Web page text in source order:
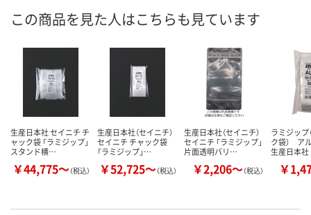
この商品を見た人はこちらも見ています
生産日本社 セイニチ チ
ャック袋 「ラミジップ」
スタンド横…
￥44,775～（税込）
生産日本社（セイニチ）
セイニチ チャック袋
「ラミジップ」…
￥52,725～（税込）
生産日本社（セイニチ）
セイニチ 「ラミジップ」
片面透明バリ…
￥2,206～（税込）
ラミジップ
ク袋） ア
生産日本
￥